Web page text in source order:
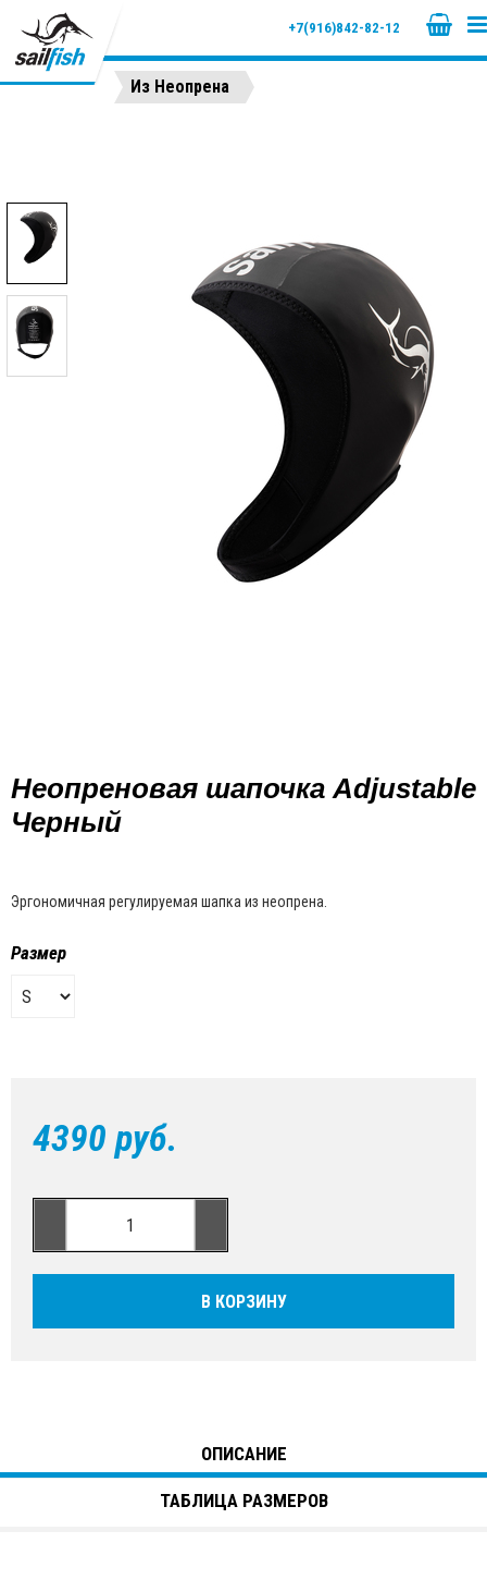
+7(916)842-82-12
Из Неопрена
Неопреновая шапочка Adjustable
Черный
Эргономичная регулируемая шапка из неопрена.
Размер
4390 руб.
В КОРЗИНУ
ОПИСАНИЕ
ТАБЛИЦА РАЗМЕРОВ